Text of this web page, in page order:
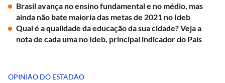
Brasil avança no ensino fundamental e no médio, mas
ainda não bate maioria das metas de 2021 no Ideb
Qual é a qualidade da educação da sua cidade? Veja a
nota de cada uma no Ideb, principal indicador do País
OPINIÃO DO ESTADÃO